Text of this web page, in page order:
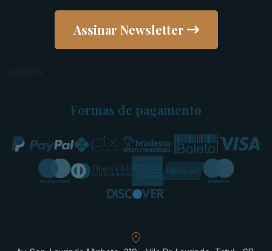
Assinar Newsletter
Formas de pagamento